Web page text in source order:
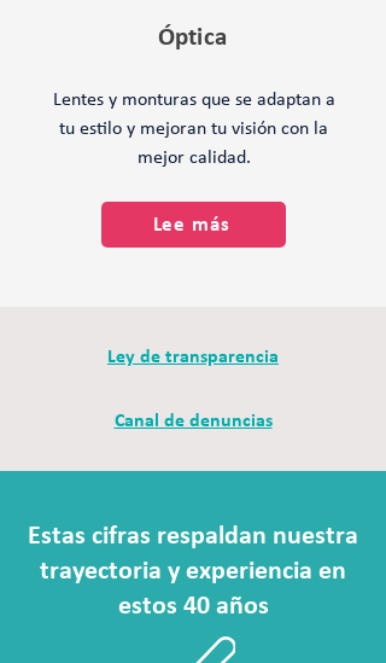
Óptica
Lentes y monturas que se adaptan a
tu estilo y mejoran tu visión con la
mejor calidad.
Lee más
Ley de transparencia
Canal de denuncias
Estas cifras respaldan nuestra
trayectoria y experiencia en
estos 40 años